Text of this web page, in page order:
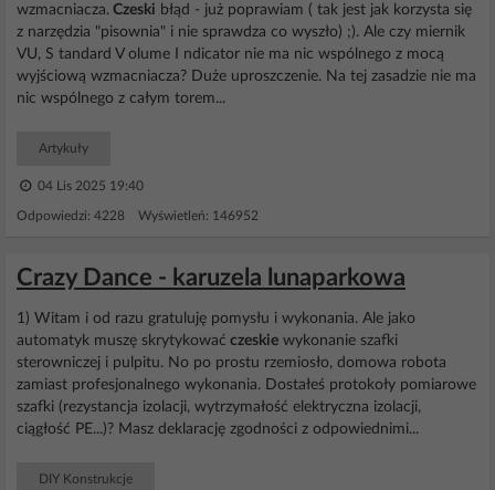
wzmacniacza. Czeski błąd - już poprawiam ( tak jest jak korzysta się
z narzędzia "pisownia" i nie sprawdza co wyszło) ;). Ale czy miernik
VU, S tandard V olume I ndicator nie ma nic wspólnego z mocą
wyjściową wzmacniacza? Duże uproszczenie. Na tej zasadzie nie ma
nic wspólnego z całym torem...
Artykuły
04 Lis 2025 19:40
Odpowiedzi: 4228 Wyświetleń: 146952
Crazy Dance - karuzela lunaparkowa
1) Witam i od razu gratuluję pomysłu i wykonania. Ale jako
automatyk muszę skrytykować czeskie wykonanie szafki
sterowniczej i pulpitu. No po prostu rzemiosło, domowa robota
zamiast profesjonalnego wykonania. Dostałeś protokoły pomiarowe
szafki (rezystancja izolacji, wytrzymałość elektryczna izolacji,
ciągłość PE...)? Masz deklarację zgodności z odpowiednimi...
DIY Konstrukcje